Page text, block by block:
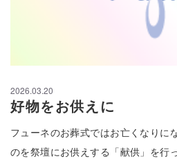
2026.03.20
好物をお供えに
フューネのお葬式ではお亡くなりに
のを祭壇にお供えする「献供」を行